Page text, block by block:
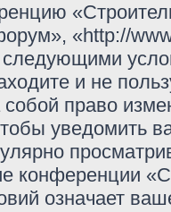
«http://
следующими
и не
право
уведомить
конференции
означает